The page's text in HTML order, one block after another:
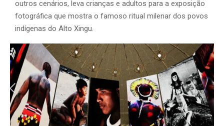
outros cenários, leva crianças e adultos para a exposição
fotográfica que mostra o famoso ritual milenar dos povos
indígenas do Alto Xingu.